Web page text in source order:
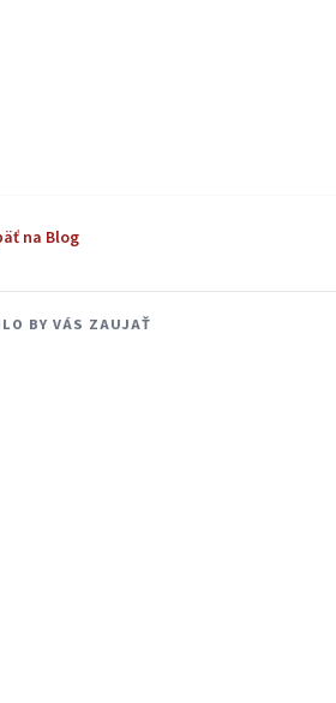
na Blog
BY VÁS ZAUJAŤ